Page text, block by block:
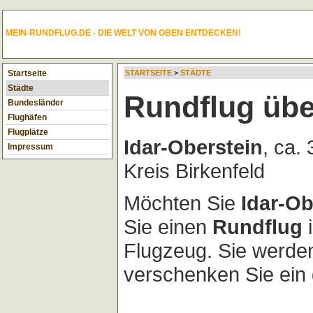
MEIN-RUNDFLUG.DE - DIE WELT VON OBEN ENTDECKEN!
Startseite
Städte
Bundesländer
Flughäfen
Flugplätze
Impressum
STARTSEITE > STÄDTE
Rundflug
Idar-Oberstein, ca.
Kreis Birkenfeld
Möchten Sie Idar-
Sie einen Rundflug
Flugzeug. Sie
verschenken Sie